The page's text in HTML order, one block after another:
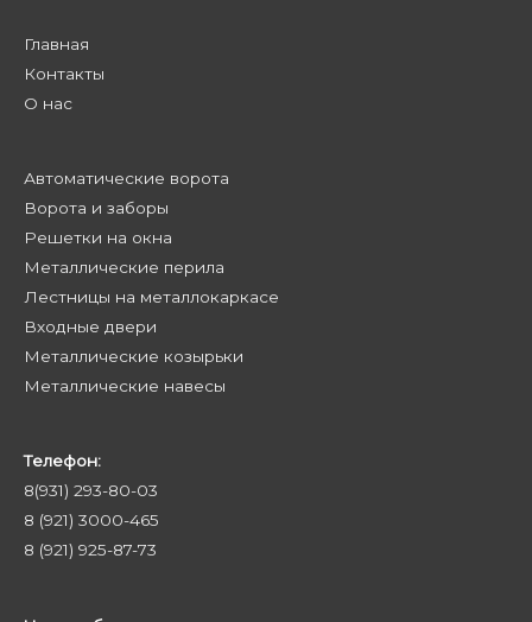
Главная
Контакты
О нас
Автоматические ворота
Ворота и заборы
Решетки на окна
Металлические перила
Лестницы на металлокаркасе
Входные двери
Металлические козырьки
Металлические навесы
Телефон:
8(931) 293-80-03
8 (921) 3000-465
8 (921) 925-87-73